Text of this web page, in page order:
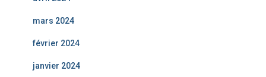
mars 2024
février 2024
janvier 2024